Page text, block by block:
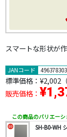
スマートな形状が
JANコード
標準価格： ¥2,002
販売価格：
この商品のバリエー
SH-B0-WH